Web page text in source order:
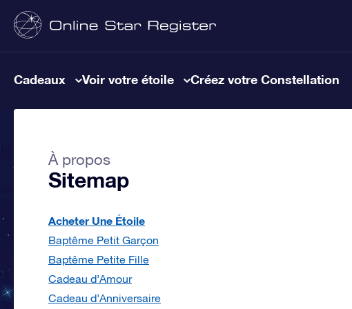
Cadeaux Voir votre étoile Créez votre Constellation
À propos
Sitemap
Acheter Une Étoile
Baptême Petit Garçon
Baptême Petite Fille
Cadeau d’Amour
Cadeau d’Anniversaire